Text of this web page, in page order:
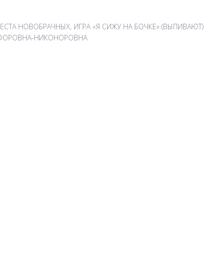
НОВОБРАЧНЫХ, ИГРА «Я СИЖУ НА БОЧКЕ» (ВЫПИВАЮТ)
НИКОНОРОВНА